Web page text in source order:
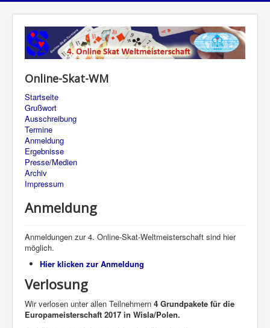
Online-Skat-WM
Startseite
Grußwort
Ausschreibung
Termine
Anmeldung
Ergebnisse
Presse/Medien
Archiv
Impressum
Anmeldung
Anmeldungen zur 4. Online-Skat-Weltmeisterschaft sind hier
möglich.
Hier klicken zur Anmeldung
Verlosung
Wir verlosen unter allen Teilnehmern 4 Grundpakete für die
Europameisterschaft 2017 in Wisla/Polen.